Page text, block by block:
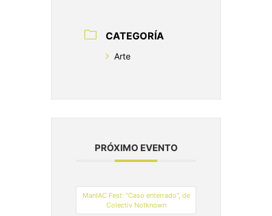
CATEGORÍA
Arte
PRÓXIMO EVENTO
ManIAC Fest: “Caso enterrado”, de
Colectiv Notknown